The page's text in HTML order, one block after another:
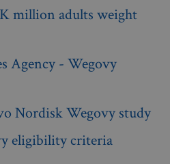
million adults weight
Agency - Wegovy
Nordisk Wegovy study
eligibility criteria
.spotify.com